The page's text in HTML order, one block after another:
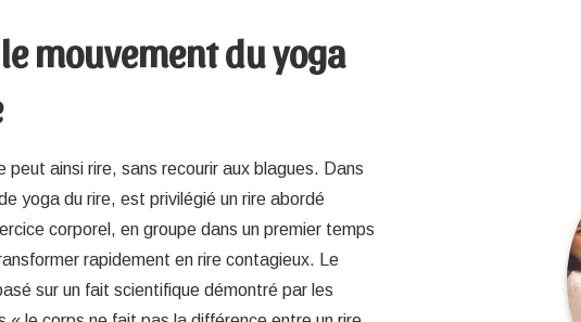
mouvement du yoga
peut ainsi rire, sans recourir aux blagues. Dans
yoga du rire, est privilégié un rire abordé
corporel, en groupe dans un premier temps
rapidement en rire contagieux. Le
sur un fait scientifique démontré par les